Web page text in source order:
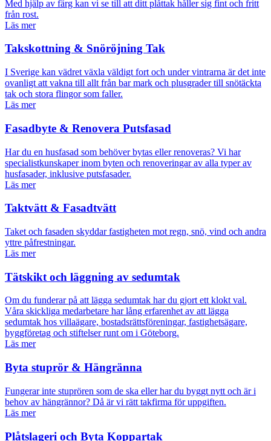
Med hjälp av färg kan vi se till att ditt plåttak håller sig fint och fritt
från rost.
Läs mer
Takskottning & Snöröjning Tak
I Sverige kan vädret växla väldigt fort och under vintrarna är det inte
ovanligt att vakna till allt från bar mark och plusgrader till snötäckta
tak och stora flingor som faller.
Läs mer
Fasadbyte & Renovera Putsfasad
Har du en husfasad som behöver bytas eller renoveras? Vi har
specialistkunskaper inom byten och renoveringar av alla typer av
husfasader, inklusive putsfasader.
Läs mer
Taktvätt & Fasadtvätt
Taket och fasaden skyddar fastigheten mot regn, snö, vind och andra
yttre påfrestningar.
Läs mer
Tätskikt och läggning av sedumtak
Om du funderar på att lägga sedumtak har du gjort ett klokt val.
Våra skickliga medarbetare har lång erfarenhet av att lägga
sedumtak hos villaägare, bostadsrättsföreningar, fastighetsägare,
byggföretag och stiftelser runt om i Göteborg.
Läs mer
Byta stuprör & Hängränna
Fungerar inte stuprören som de ska eller har du byggt nytt och är i
behov av hängrännor? Då är vi rätt takfirma för uppgiften.
Läs mer
Plåtslageri och Byta Koppartak